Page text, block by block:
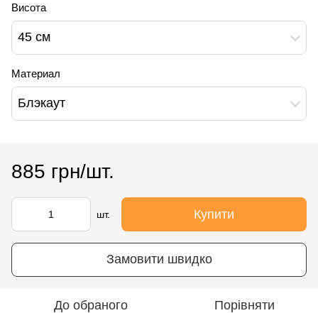
Висота
45 см
Материал
Блэкаут
885 грн/шт.
шт. Купити
Замовити швидко
До обраного Порівняти